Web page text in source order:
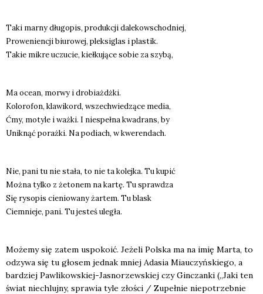
Taki mar­ny dłu­go­pis, pro­duk­cji dale­ko­wschod­niej,
Pro­we­nien­cji biu­ro­wej, plek­si­glas i pla­stik.
Takie mikre uczu­cie, kieł­ku­ją­ce sobie za szy­bą,
Ma oce­an, mor­wy i dro­biażdż­ki.
Kolo­ro­fon, kla­wi­kord, wszech­wie­dzą­ce media,
Ćmy, moty­le i waż­ki. I nie­speł­na kwa­drans, by
Unik­nąć poraż­ki. Na podiach, w kwe­ren­dach.
Nie, pani tu nie sta­ła, to nie ta kolej­ka. Tu kupić
Moż­na tyl­ko z żeto­nem na kar­tę. Tu spraw­dza
Się ryso­pis cie­nio­wa­ny żar­tem. Tu blask
Ciem­nie­je, pani. Tu jesteś ule­gła.
Może­my się zatem uspo­ko­ić. Jeże­li Pol­ska ma na imię Mar­ta, to
odzy­wa się tu gło­sem jed­nak mniej Ada­sia Miau­czyń­skie­go, a
bar­dziej Paw­li­kow­skiej-Jasno­rzew­skiej czy Gin­czan­ki („Jaki ten
świat nie­chluj­ny, spra­wia tyle zło­ści / Zupeł­nie nie­po­trzeb­nie